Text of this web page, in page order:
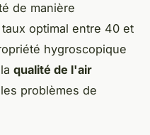
de manière
optimal entre 40 et
hygroscopique
qualité de l'air
problèmes de